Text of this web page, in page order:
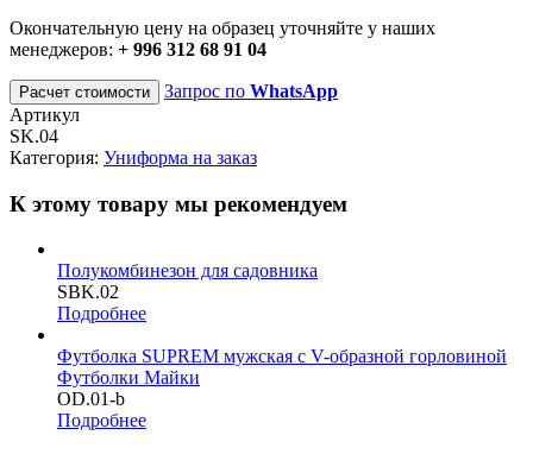
Окончательную цену на образец уточняйте у наших
менеджеров: + 996 312 68 91 04
Расчет стоимости Запрос по WhatsApp
Артикул
SK.04
Категория: Униформа на заказ
К этому товару мы рекомендуем
Полукомбинезон для садовника
SBK.02
Подробнее
Футболка SUPREM мужская с V-образной горловиной
Футболки Майки
OD.01-b
Подробнее